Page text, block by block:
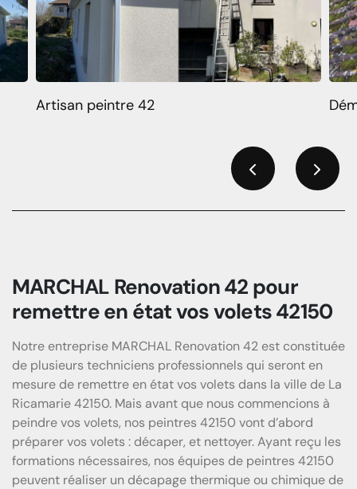
Artisan peintre 42
MARCHAL Renovation 42 pour
remettre en état vos volets 42150
Notre entreprise MARCHAL Renovation 42 est constituée
de plusieurs techniciens professionnels qui seront en
mesure de remettre en état vos volets dans la ville de La
Ricamarie 42150. Mais avant que nous commencions à
peindre vos volets, nos peintres 42150 vont d’abord
préparer vos volets : décaper, et nettoyer. Ayant reçu les
formations nécessaires, nos équipes de peintres 42150
peuvent réaliser un décapage thermique ou chimique de